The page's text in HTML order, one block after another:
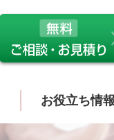
お役立ち情報